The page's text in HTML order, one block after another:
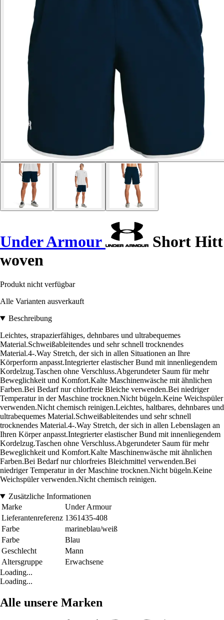
Under Armour
Short Hitt
woven
Produkt nicht verfügbar
Alle Varianten ausverkauft
Beschreibung
Leichtes, strapazierfähiges, dehnbares und ultrabequemes
Material.Schweißableitendes und sehr schnell trocknendes
Material.4-.Way Stretch, der sich in allen Situationen an Ihre
Körperform anpasst.Integrierter elastischer Bund mit innenliegendem
Kordelzug.Taschen ohne Verschluss.Abgerundeter Saum für mehr
Beweglichkeit und Komfort.Kalte Maschinenwäsche mit ähnlichen
Farben.Bei Bedarf nur chlorfreie Bleiche verwenden.Bei niedriger
Temperatur in der Maschine trocknen.Nicht bügeln.Keine Weichspüler
verwenden.Nicht chemisch reinigen.Leichtes, haltbares, dehnbares und
ultrabequemes Material.Schweißableitendes und sehr schnell
trocknendes Material.4-.Way Stretch, der sich in allen Lebenslagen an
Ihren Körper anpasst.Integrierter elastischer Bund mit innenliegendem
Kordelzug.Taschen ohne Verschluss.Abgerundeter Saum für mehr
Beweglichkeit und Komfort.Kalte Maschinenwäsche mit ähnlichen
Farben.Bei Bedarf nur chlorfreies Bleichmittel verwenden.Bei
niedriger Temperatur in der Maschine trocknen.Nicht bügeln.Keine
Weichspüler verwenden.Nicht chemisch reinigen.
Zusätzliche Informationen
Marke
Under Armour
Lieferantenreferenz 1361435-408
Farbe
marineblau/weiß
Farbe
Blau
Geschlecht
Mann
Altersgruppe
Erwachsene
Loading...
Loading...
Alle unsere Marken